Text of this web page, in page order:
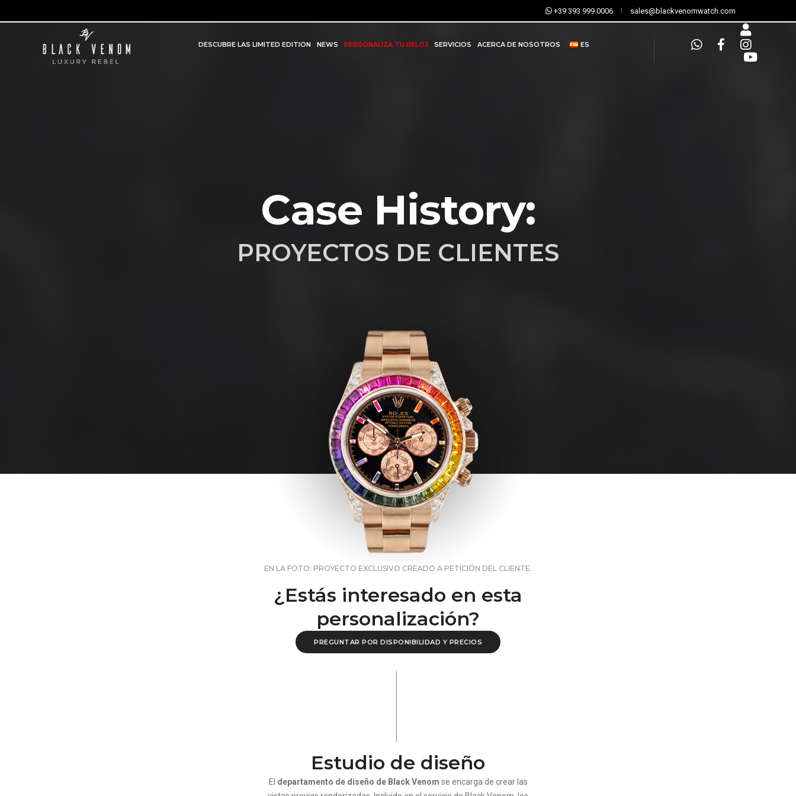
+39 393 999 0006 sales@blackvenomwatch.com
DESCUBRE LAS LIMITED EDITION NEWS PERSONALIZA TU RELOJ SERVICIOS ACERCA DE NOSOTROS ES
Case History:
PROYECTOS DE CLIENTES
EN LA FOTO: PROYECTO EXCLUSIVO CREADO A PETICIÓN DEL CLIENTE.
¿Estás interesado en esta
personalización?
PREGUNTAR POR DISPONIBILIDAD Y PRECIOS
Estudio de diseño
El departamento de diseño de Black Venom se encarga de crear las